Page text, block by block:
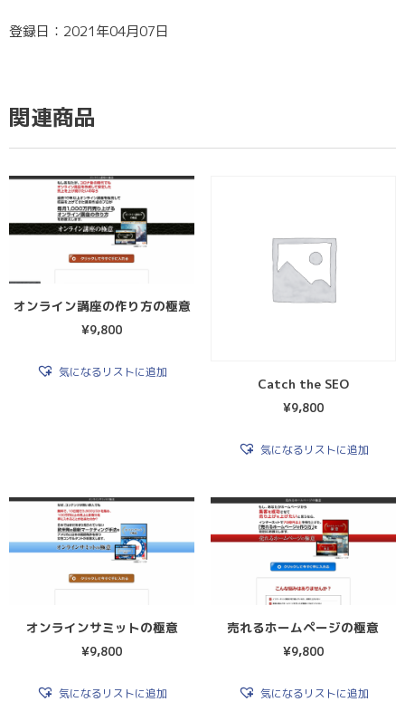
登録日：2021年04月07日
関連商品
オンライン講座の作り方の極意
¥9,800
気になるリストに追加
Catch the SEO
¥9,800
気になるリストに追加
オンラインサミットの極意
¥9,800
気になるリストに追加
売れるホームページの極意
¥9,800
気になるリストに追加